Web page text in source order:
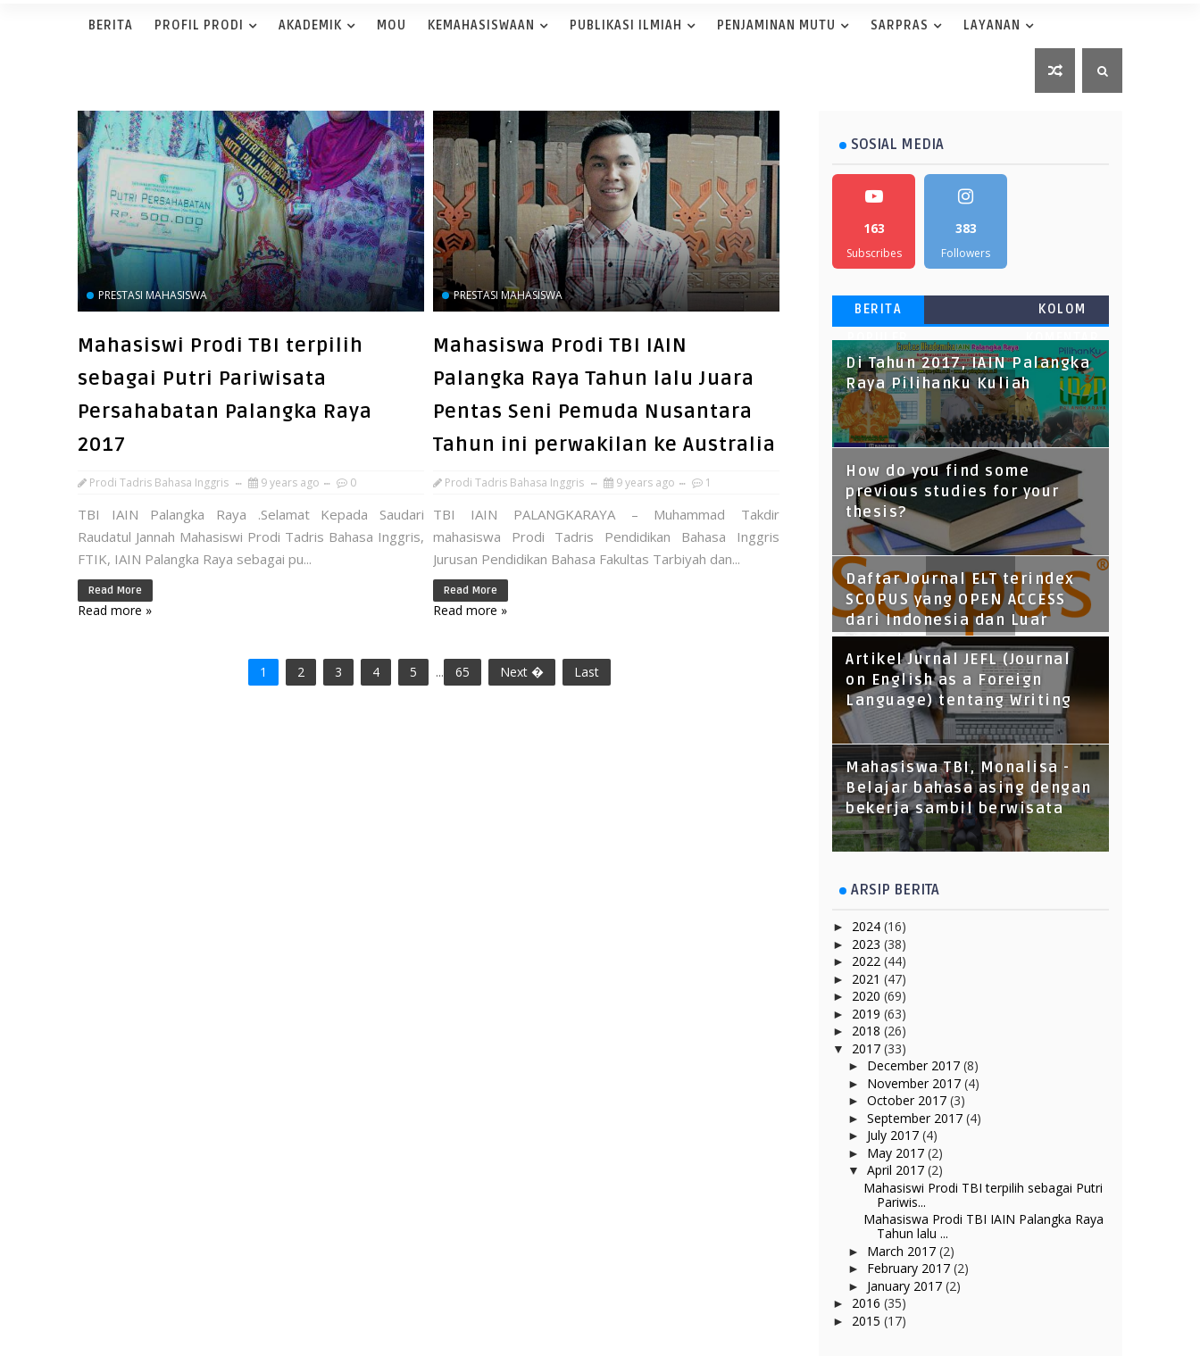
BERITA PROFIL PRODI AKADEMIK MOU KEMAHASISWAAN PUBLIKASI ILMIAH PENJAMINAN MUTU SARPRAS LAYANAN
PRESTASI MAHASISWA
Mahasiswi Prodi TBI terpilih
sebagai Putri Pariwisata
Persahabatan Palangka Raya
2017
Prodi Tadris Bahasa Inggris 9 years ago 0
TBI IAIN Palangka Raya .Selamat Kepada Saudari
Raudatul Jannah Mahasiswi Prodi Tadris Bahasa Inggris,
FTIK, IAIN Palangka Raya sebagai pu...
Read More
Read more »
PRESTASI MAHASISWA
Mahasiswa Prodi TBI IAIN
Palangka Raya Tahun lalu Juara
Pentas Seni Pemuda Nusantara
Tahun ini perwakilan ke Australia
Prodi Tadris Bahasa Inggris 9 years ago 1
TBI IAIN PALANGKARAYA – Muhammad Takdir
mahasiswa Prodi Tadris Pendidikan Bahasa Inggris
Jurusan Pendidikan Bahasa Fakultas Tarbiyah dan...
Read More
Read more »
1 2 3 4 5 ... 65 Next � Last
SOSIAL MEDIA
163
Subscribes
383
Followers
BERITA
POPULER
KOLOM
KOMENTAR
Di Tahun 2017, IAIN Palangka
Raya Pilihanku Kuliah
How do you find some
previous studies for your
thesis?
Daftar Journal ELT terindex
SCOPUS yang OPEN ACCESS
dari Indonesia dan Luar
Negeri
Artikel Jurnal JEFL (Journal
on English as a Foreign
Language) tentang Writing
Mahasiswa TBI, Monalisa -
Belajar bahasa asing dengan
bekerja sambil berwisata
ARSIP BERITA
► 2024 (16)
► 2023 (38)
► 2022 (44)
► 2021 (47)
► 2020 (69)
► 2019 (63)
► 2018 (26)
▼ 2017 (33)
► December 2017 (8)
► November 2017 (4)
► October 2017 (3)
► September 2017 (4)
► July 2017 (4)
► May 2017 (2)
▼ April 2017 (2)
Mahasiswi Prodi TBI terpilih sebagai Putri
Pariwis...
Mahasiswa Prodi TBI IAIN Palangka Raya
Tahun lalu ...
► March 2017 (2)
► February 2017 (2)
► January 2017 (2)
► 2016 (35)
► 2015 (17)